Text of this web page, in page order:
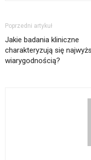
Poprzedni artykuł
Jakie badania kliniczne
charakteryzują się
wiarygodnością?